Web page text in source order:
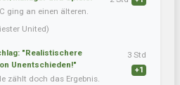
ging an einen älteren.
United)
"Realistischere
Unentschieden!"
zählt doch das Ergebnis.
3 Std
+1